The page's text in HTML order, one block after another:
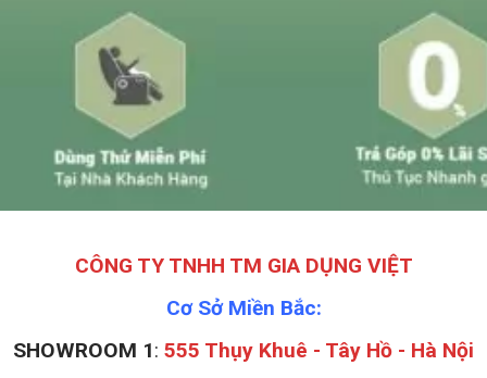
CÔNG TY TNHH TM GIA DỤNG VIỆT
Cơ Sở Miền Bắc:
SHOWROOM 1: 555 Thụy Khuê - Tây Hồ - Hà Nội